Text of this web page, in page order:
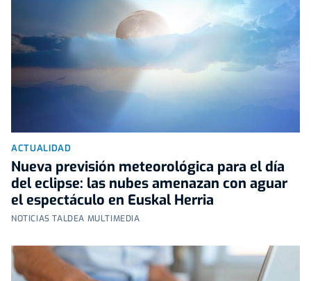
ACTUALIDAD
Nueva previsión meteorológica para el día
del eclipse: las nubes amenazan con aguar
el espectáculo en Euskal Herria
NOTICIAS TALDEA MULTIMEDIA